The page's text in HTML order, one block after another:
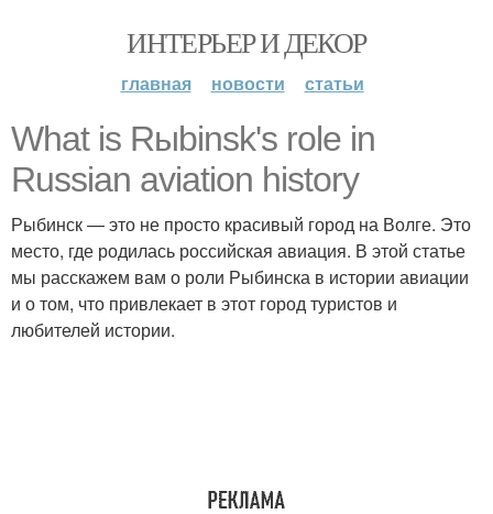
ИНТЕРЬЕР И ДЕКОР
главная новости статьи
What is Rыbinsk's role in
Russian aviation history
Рыбинск — это не просто красивый город на Волге. Это
место, где родилась российская авиация. В этой статье
мы расскажем вам о роли Рыбинска в истории авиации
и о том, что привлекает в этот город туристов и
любителей истории.